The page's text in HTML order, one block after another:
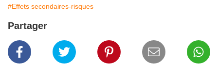
#Effets secondaires-risques
Partager